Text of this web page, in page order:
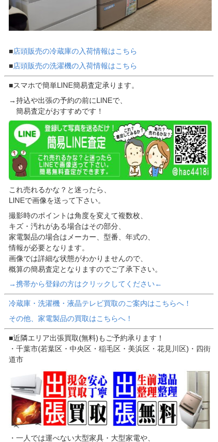
■店頭販売の冷蔵庫の入荷情報はこちら
■店頭販売の洗濯機の入荷情報はこちら
■スマホで簡単LINE簡易査定承ります。
→持込や出張の予約の前にLINEで、
簡易査定がおすすめです！
これ売れるかな？と迷ったら、
LINEで画像を送って下さい。
撮影時のポイントは角度を変えて複数枚、
キズ・汚れがある場合はその部分、
家電製品の場合はメーカー、型番、年式の、
情報が必要となります。
画像では詳細な状態がわかりませんので、
概算の簡易査定となりますのでご了承下さい。
→携帯から登録の方はクリックしてください←
冷蔵庫・洗濯機・液晶テレビ買取のご案内はこちらへ！
その他、家電製品の買取はこちらへ！
■近隣エリア出張買取(無料)もご予約承ります！
・千葉市(若葉区・中央区・稲毛区・美浜区・花見川区)・四街
道市
・一人では運べない大型家具・大型家電や、